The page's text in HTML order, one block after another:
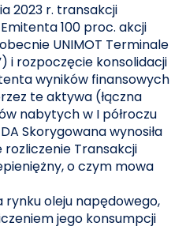
2023 r. transakcji
100 proc. akcji
UNIMOT Terminale
i rozpoczęcie konsolidacji
wyników finansowych
te aktywa (łączna
nabytych w I półroczu
Skorygowana wynosiła
rozliczenie Transakcji
o czym mowa
oleju napędowego,
jego konsumpcji